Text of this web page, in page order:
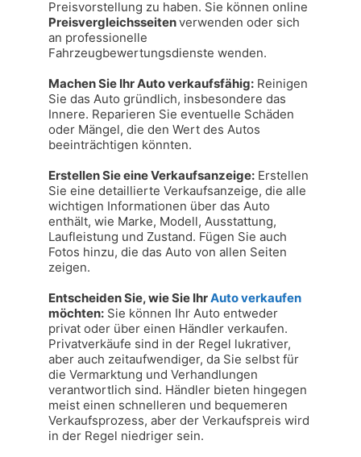
Preisvergleichsseiten verwenden oder sich
an professionelle
Fahrzeugbewertungsdienste wenden.
Machen Sie Ihr Auto verkaufsfähig: Reinigen
Sie das Auto gründlich, insbesondere das
Innere. Reparieren Sie eventuelle Schäden
oder Mängel, die den Wert des Autos
beeinträchtigen könnten.
Erstellen Sie eine Verkaufsanzeige: Erstellen
Sie eine detaillierte Verkaufsanzeige, die alle
wichtigen Informationen über das Auto
enthält, wie Marke, Modell, Ausstattung,
Laufleistung und Zustand. Fügen Sie auch
Fotos hinzu, die das Auto von allen Seiten
zeigen.
Entscheiden Sie, wie Sie Ihr Auto verkaufen
möchten: Sie können Ihr Auto entweder
privat oder über einen Händler verkaufen.
Privatverkäufe sind in der Regel lukrativer,
aber auch zeitaufwendiger, da Sie selbst für
die Vermarktung und Verhandlungen
verantwortlich sind. Händler bieten hingegen
meist einen schnelleren und bequemeren
Verkaufsprozess, aber der Verkaufspreis wird
in der Regel niedriger sein.